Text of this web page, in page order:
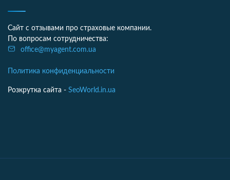
Сайт с отзывами про страховые компании.
По вопросам сотрудничества:
office@myagent.com.ua
Политика конфиденциальности
Розкрутка сайта - SeoWorld.in.ua